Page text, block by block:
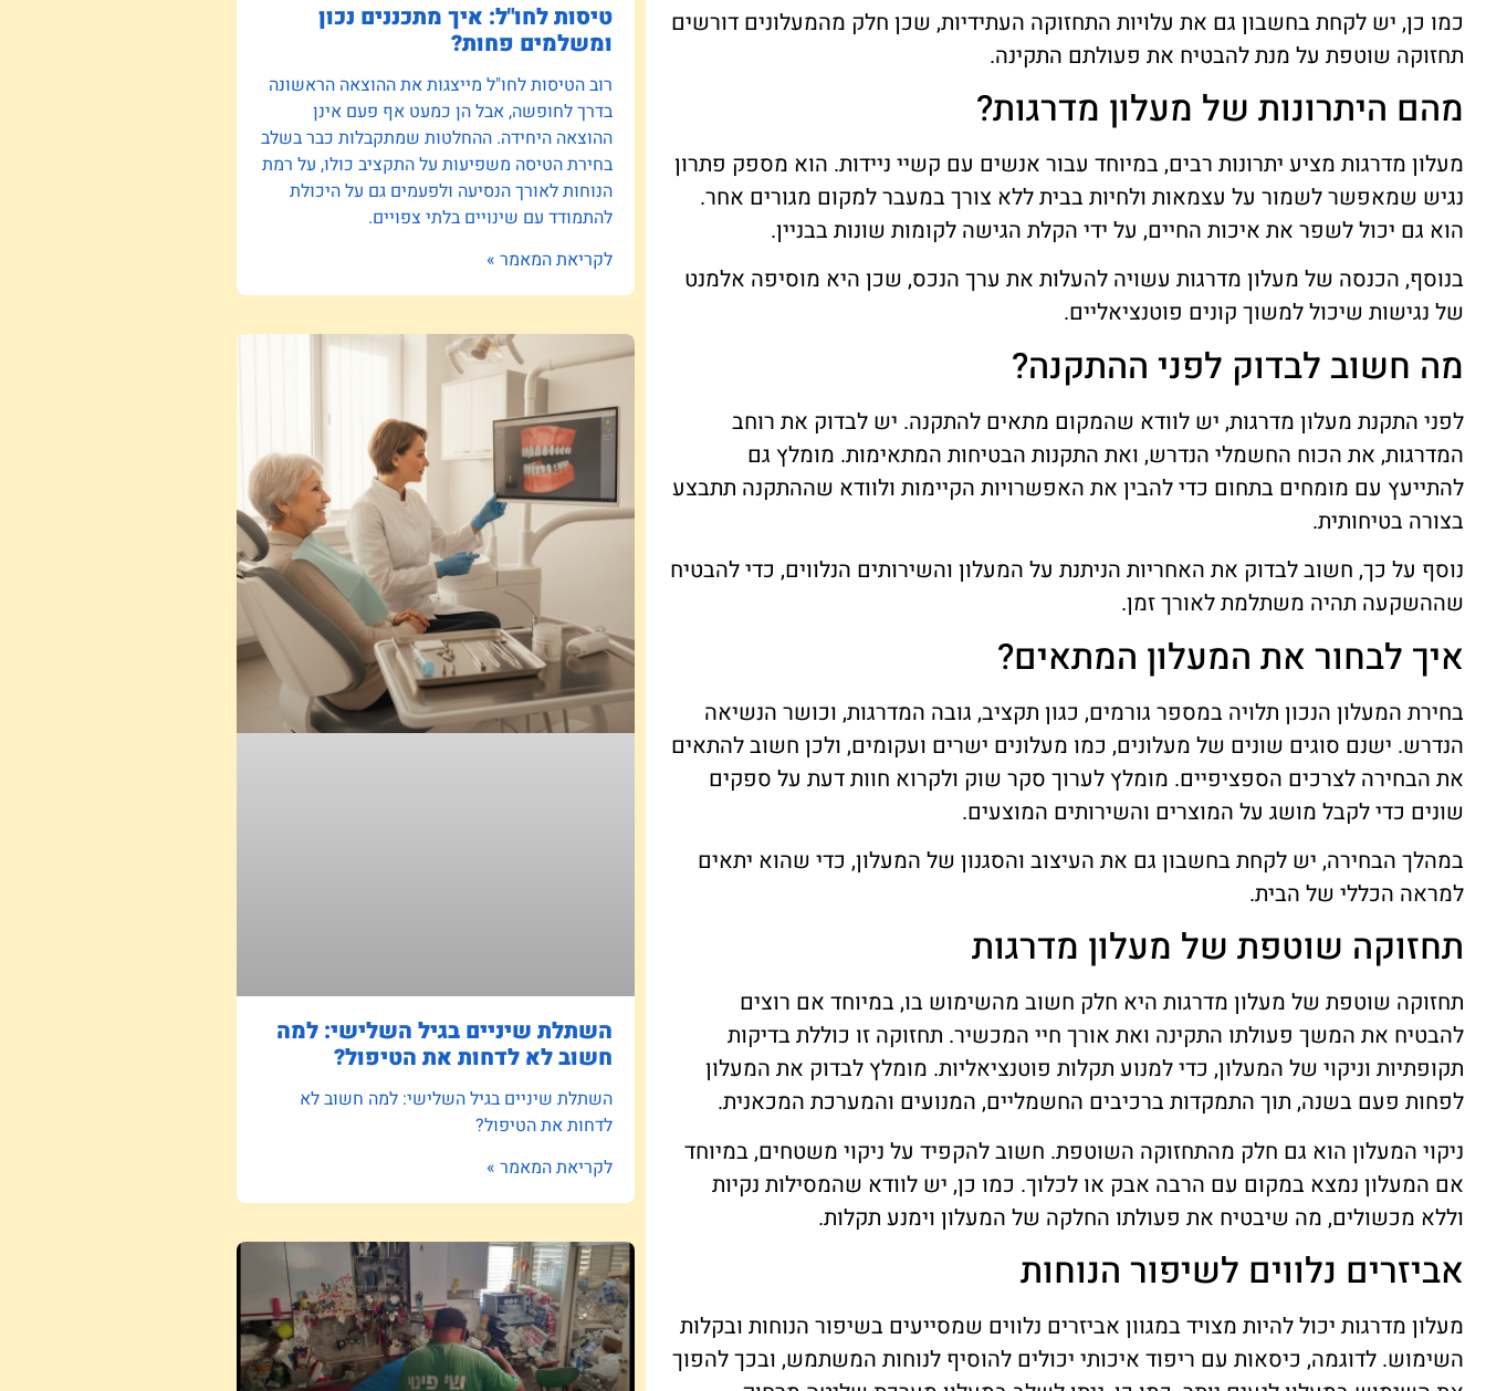
כמו כן, יש לקחת בחשבון גם את עלויות התחזוקה העתידיות, שכן חלק מהמעלונים דורשים
תחזוקה שוטפת על מנת להבטיח את פעולתם התקינה.
מהם היתרונות של מעלון מדרגות?
מעלון מדרגות מציע יתרונות רבים, במיוחד עבור אנשים עם קשיי ניידות. הוא מספק פתרון
נגיש שמאפשר לשמור על עצמאות ולחיות בבית ללא צורך במעבר למקום מגורים אחר.
הוא גם יכול לשפר את איכות החיים, על ידי הקלת הגישה לקומות שונות בבניין.
בנוסף, הכנסה של מעלון מדרגות עשויה להעלות את ערך הנכס, שכן היא מוסיפה אלמנט
של נגישות שיכול למשוך קונים פוטנציאליים.
מה חשוב לבדוק לפני ההתקנה?
לפני התקנת מעלון מדרגות, יש לוודא שהמקום מתאים להתקנה. יש לבדוק את רוחב
המדרגות, את הכוח החשמלי הנדרש, ואת התקנות הבטיחות המתאימות. מומלץ גם
להתייעץ עם מומחים בתחום כדי להבין את האפשרויות הקיימות ולוודא שההתקנה תתבצע
בצורה בטיחותית.
נוסף על כך, חשוב לבדוק את האחריות הניתנת על המעלון והשירותים הנלווים, כדי להבטיח
שההשקעה תהיה משתלמת לאורך זמן.
איך לבחור את המעלון המתאים?
בחירת המעלון הנכון תלויה במספר גורמים, כגון תקציב, גובה המדרגות, וכושר הנשיאה
הנדרש. ישנם סוגים שונים של מעלונים, כמו מעלונים ישרים ועקומים, ולכן חשוב להתאים
את הבחירה לצרכים הספציפיים. מומלץ לערוך סקר שוק ולקרוא חוות דעת על ספקים
שונים כדי לקבל מושג על המוצרים והשירותים המוצעים.
במהלך הבחירה, יש לקחת בחשבון גם את העיצוב והסגנון של המעלון, כדי שהוא יתאים
למראה הכללי של הבית.
תחזוקה שוטפת של מעלון מדרגות
תחזוקה שוטפת של מעלון מדרגות היא חלק חשוב מהשימוש בו, במיוחד אם רוצים
להבטיח את המשך פעולתו התקינה ואת אורך חיי המכשיר. תחזוקה זו כוללת בדיקות
תקופתיות וניקוי של המעלון, כדי למנוע תקלות פוטנציאליות. מומלץ לבדוק את המעלון
לפחות פעם בשנה, תוך התמקדות ברכיבים החשמליים, המנועים והמערכת המכאנית.
ניקוי המעלון הוא גם חלק מהתחזוקה השוטפת. חשוב להקפיד על ניקוי משטחים, במיוחד
אם המעלון נמצא במקום עם הרבה אבק או לכלוך. כמו כן, יש לוודא שהמסילות נקיות
וללא מכשולים, מה שיבטיח את פעולתו החלקה של המעלון וימנע תקלות.
אביזרים נלווים לשיפור הנוחות
מעלון מדרגות יכול להיות מצויד במגוון אביזרים נלווים שמסייעים בשיפור הנוחות ובקלות
השימוש. לדוגמה, כיסאות עם ריפוד איכותי יכולים להוסיף לנוחות המשתמש, ובכך להפוך
טיסות לחו"ל: איך מתכננים נכון
ומשלמים פחות?
רוב הטיסות לחו"ל מייצגות את ההוצאה הראשונה
בדרך לחופשה, אבל הן כמעט אף פעם אינן
ההוצאה היחידה. ההחלטות שמתקבלות כבר בשלב
בחירת הטיסה משפיעות על התקציב כולו, על רמת
הנוחות לאורך הנסיעה ולפעמים גם על היכולת
להתמודד עם שינויים בלתי צפויים.
לקריאת המאמר »
השתלת שיניים בגיל השלישי: למה
חשוב לא לדחות את הטיפול?
השתלת שיניים בגיל השלישי: למה חשוב לא
לדחות את הטיפול?
לקריאת המאמר »